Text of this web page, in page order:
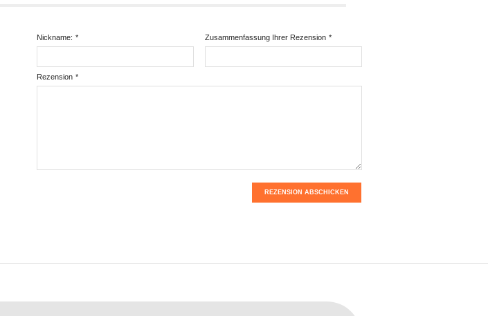
*
Nickname: *
Zusammenfassung Ihrer Rezension
*
Rezension
REZENSION ABSCHICKEN